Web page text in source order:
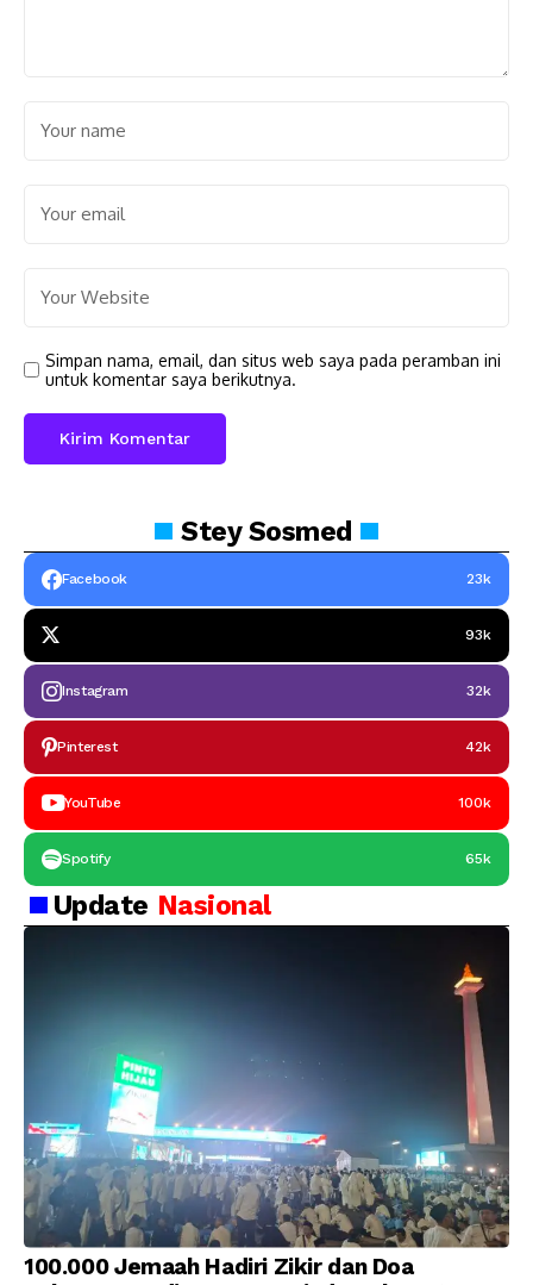
Simpan nama, email, dan situs web saya pada peramban ini
untuk komentar saya berikutnya.
SteySosmed
Facebook 23k
93k
Instagram 32k
Pinterest 42k
YouTube 100k
Spotify 65k
Update Nasional
100.000 Jemaah Hadiri Zikir dan Doa